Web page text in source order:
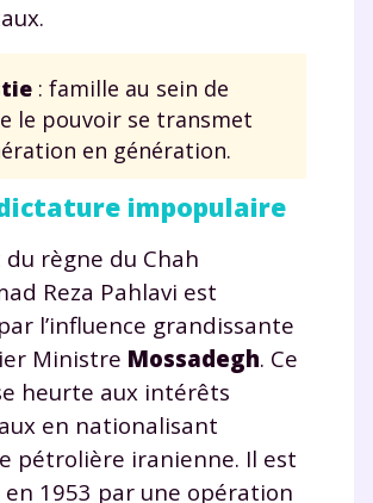
: famille au sein de
le pouvoir se transmet
en génération.
impopulaire
du règne du Chah
Reza Pahlavi est
l’influence grandissante
Ministre Mossadegh. Ce
heurte aux intérêts
en nationalisant
pétrolière iranienne. Il est
en 1953 par une opération